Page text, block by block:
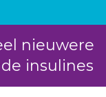
nieuwere
insulines